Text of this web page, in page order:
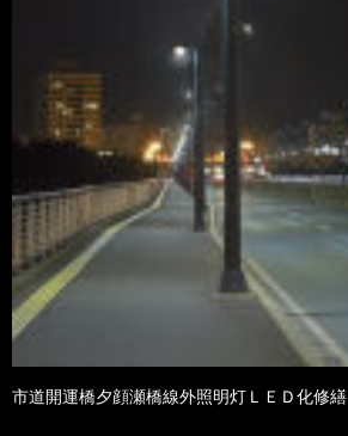
市道開運橋夕顔瀬橋線外照明灯ＬＥＤ化修繕